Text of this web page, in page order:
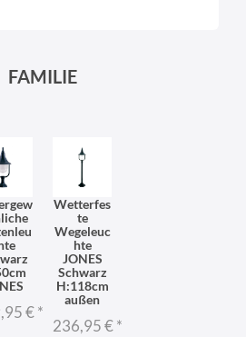
FAMILIE
€*
Wetterfes
te
Wegeleuc
hte
JONES
Schwarz
H:118cm
außen
236,95 €*